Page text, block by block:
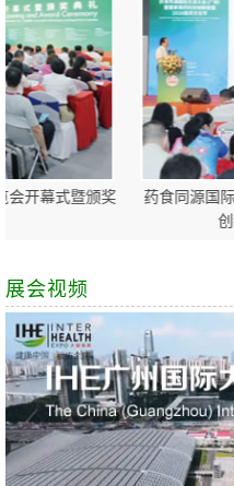
开幕式暨颁奖
药食同源国际
创
展会视频